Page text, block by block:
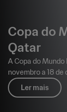
Copa do
Qatar
A Copa do Mundo
novembro a 18 de
Ler mais